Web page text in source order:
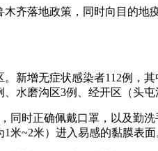
齐落地政策，同时向目的
新增无症状感染者112例，
水磨沟区3例、经开区（头屯
时正确佩戴口罩，以及勤
米~2米）进入易感的黏膜表面